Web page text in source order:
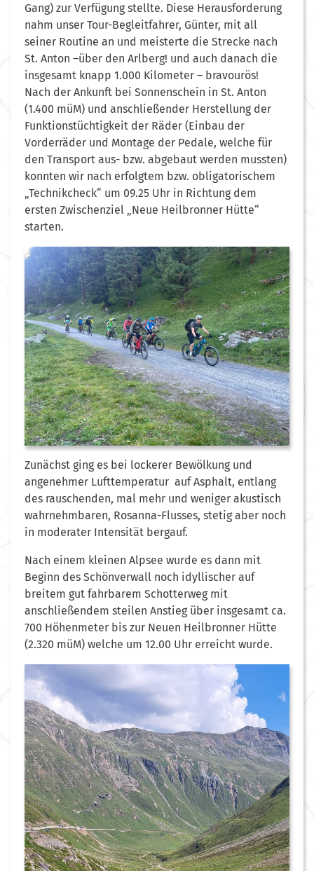
Gang) zur Verfügung stellte. Diese Herausforderung
nahm unser Tour-Begleitfahrer, Günter, mit all
seiner Routine an und meisterte die Strecke nach
St. Anton –über den Arlberg! und auch danach die
insgesamt knapp 1.000 Kilometer – bravourös!
Nach der Ankunft bei Sonnenschein in St. Anton
(1.400 müM) und anschließender Herstellung der
Funktionstüchtigkeit der Räder (Einbau der
Vorderräder und Montage der Pedale, welche für
den Transport aus- bzw. abgebaut werden mussten)
konnten wir nach erfolgtem bzw. obligatorischem
„Technikcheck“ um 09.25 Uhr in Richtung dem
ersten Zwischenziel „Neue Heilbronner Hütte“
starten.
Zunächst ging es bei lockerer Bewölkung und
angenehmer Lufttemperatur auf Asphalt, entlang
des rauschenden, mal mehr und weniger akustisch
wahrnehmbaren, Rosanna-Flusses, stetig aber noch
in moderater Intensität bergauf.
Nach einem kleinen Alpsee wurde es dann mit
Beginn des Schönverwall noch idyllischer auf
breitem gut fahrbarem Schotterweg mit
anschließendem steilen Anstieg über insgesamt ca.
700 Höhenmeter bis zur Neuen Heilbronner Hütte
(2.320 müM) welche um 12.00 Uhr erreicht wurde.